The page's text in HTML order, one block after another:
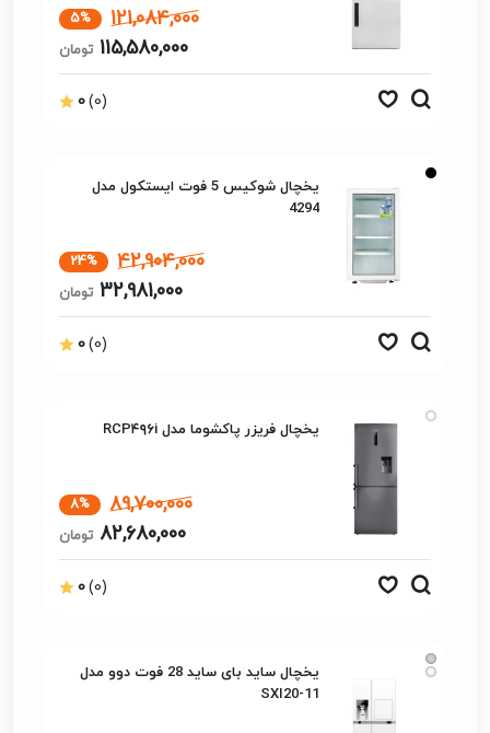
121,084,000
5%
115,580,000 تومان
0(0)
یخچال شوکیس 5 فوت ایستکول مدل
4294
42,904,000
24%
32,981,000 تومان
0(0)
یخچال فریزر پاکشوما مدل RCP۴۹۶i
89,700,000
8%
82,680,000 تومان
0(0)
یخچال ساید بای ساید 28 فوت دوو مدل
SXI20-11